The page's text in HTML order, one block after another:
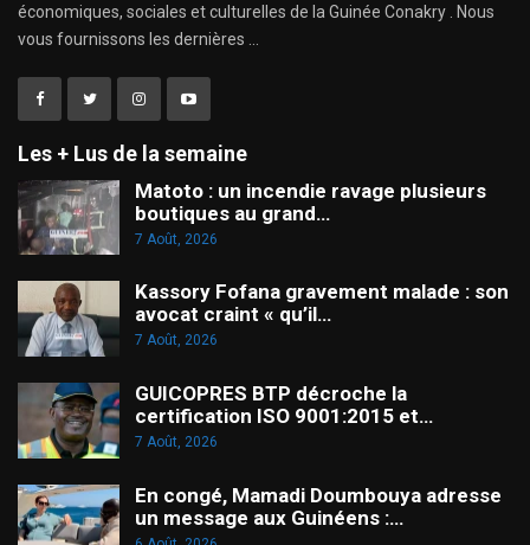
économiques, sociales et culturelles de la Guinée Conakry . Nous
vous fournissons les dernières ...
Les + Lus de la semaine
Matoto : un incendie ravage plusieurs
boutiques au grand…
7 Août, 2026
Kassory Fofana gravement malade : son
avocat craint « qu’il…
7 Août, 2026
GUICOPRES BTP décroche la
certification ISO 9001:2015 et…
7 Août, 2026
En congé, Mamadi Doumbouya adresse
un message aux Guinéens :…